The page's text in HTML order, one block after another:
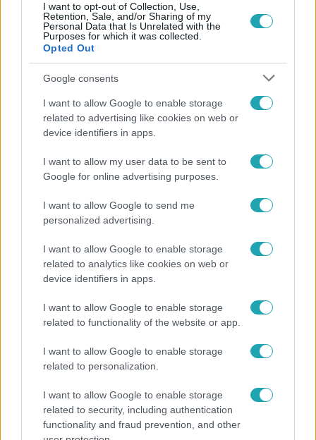
I want to opt-out of Collection, Use,
Retention, Sale, and/or Sharing of my
Personal Data that Is Unrelated with the
Purposes for which it was collected.
Opted Out
Google consents
I want to allow Google to enable storage
related to advertising like cookies on web or
device identifiers in apps.
I want to allow my user data to be sent to
Google for online advertising purposes.
I want to allow Google to send me
personalized advertising.
I want to allow Google to enable storage
related to analytics like cookies on web or
device identifiers in apps.
I want to allow Google to enable storage
related to functionality of the website or app.
I want to allow Google to enable storage
related to personalization.
I want to allow Google to enable storage
related to security, including authentication
functionality and fraud prevention, and other
Generációk együtt éneklik Bródy János legendás
slágerét – elkészült az új klip
"Nekem ő volt a herceg fehér lovon" - Széphalmi